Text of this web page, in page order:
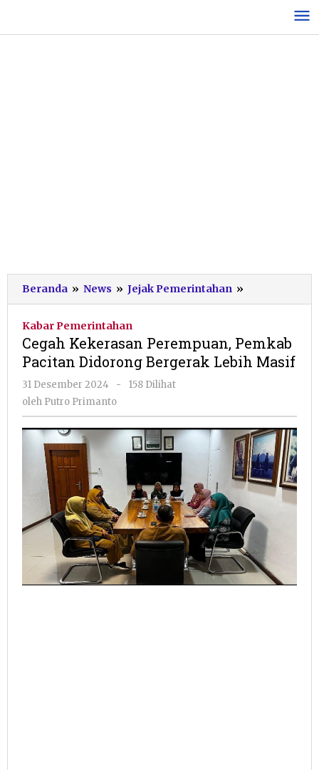
konten
Beranda » News » Jejak Pemerintahan »
Kekerasan
Pacitan
Didorong
Kabar Pemerintahan
Cegah Kekerasan Perempuan, Pemkab
Pacitan Didorong Bergerak Lebih Masif
31 Desember 2024
oleh
Putro
-
158 Dilihat
oleh Putro Primanto